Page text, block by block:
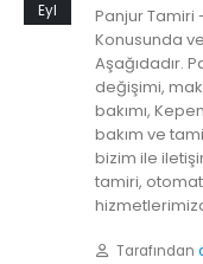
Eyl
Panjur Tamiri
Konusunda
Aşağıdadır.
değişimi,
bakımı,
bakım ve
bizim ile
tamiri,
Tarafından